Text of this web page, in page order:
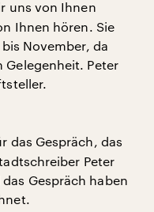
uns von Ihnen
Ihnen hören. Sie
November, da
Peter
das Gespräch, das
Peter
Gespräch haben